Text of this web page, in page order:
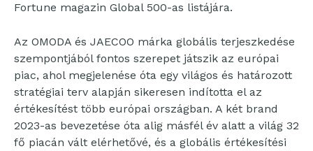
Fortune magazin Global 500-as listájára.
Az OMODA és JAECOO márka globális terjeszkedése
szempontjából fontos szerepet játszik az európai
piac, ahol megjelenése óta egy világos és határozott
stratégiai terv alapján sikeresen indította el az
értékesítést több európai országban. A két brand
2023-as bevezetése óta alig másfél év alatt a világ 32
fő piacán vált elérhetővé, és a globális értékesítési